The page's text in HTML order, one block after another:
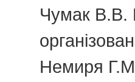
Чумак В.В.
Немиря